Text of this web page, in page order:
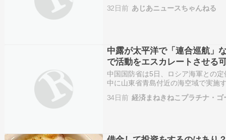
32日前 あじあニュースちゃんねる
中露が太平洋で「連合巡航」
で活動をエスカレートさせる
中国国防省は5日、ロシア海軍との
中に山東省青島付近の海空域で実施
が太平洋の関連海域に移動し、「
同演習は 中露の年度計画に基づく
34日前 経済まねきねこプラチナ・ゴ